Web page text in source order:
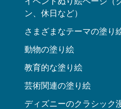
ン、休日など）
さまざまなテーマの塗り
動物の塗り絵
教育的な塗り絵
芸術関連の塗り絵
ディズニーのクラシック